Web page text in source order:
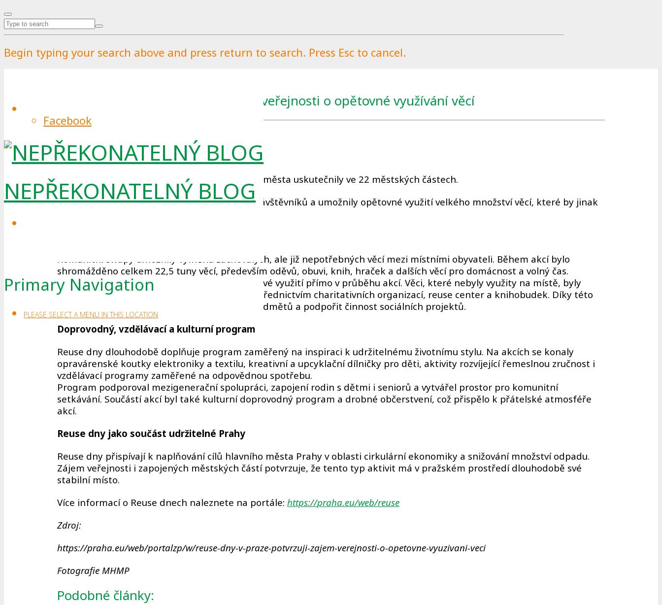
Begin typing your search above and press return to search. Press Esc to cancel.
Facebook
NEPŘEKONATELNÝ BLOG
Primary Navigation
PLEASE SELECT A MENU IN THIS LOCATION
Reuse dny v Praze potvrzují zájem veřejnosti o opětovné využívání věcí
Pražské služby
. Published on5.2.2026 . 17.2.2026 0
Reuse dny se v roce 2025 za podpory hlavního města uskutečnily ve 22 městských částech.
Akce po celé Praze přilákaly více než 12 tisíc návštěvníků a umožnily opětovné využití velkého množství věcí, které by jinak
Komunitní swapy umožnily výměnu zachovalých, ale již nepotřebných věcí mezi místními obyvateli. Během akcí bylo
shromážděno celkem 22,5 tuny věcí, především oděvů, obuvi, knih, hraček a dalších věcí pro domácnost a volný čas.
Přibližně 86 % všech přinesených věcí našlo nové využití přímo v průběhu akcí. Věci, které nebyly využity na místě, byly
předány k dalšímu smysluplnému využití prostřednictvím charitativních organizací, reuse center a knihobudek. Díky této
spolupráci se podařilo prodloužit životnost předmětů a podpořit činnost sociálních projektů.
Doprovodný, vzdělávací a kulturní program
Reuse dny dlouhodobě doplňuje program zaměřený na inspiraci k udržitelnému životnímu stylu. Na akcích se konaly
opravárenské koutky elektroniky a textilu, kreativní a upcyklační dílničky pro děti, aktivity rozvíjející řemeslnou zručnost i
vzdělávací programy zaměřené na odpovědnou spotřebu.
Program podporoval mezigenerační spolupráci, zapojení rodin s dětmi i seniorů a vytvářel prostor pro komunitní
setkávání. Součástí akcí byl také kulturní doprovodný program a drobné občerstvení, což přispělo k přátelské atmosféře
akcí.
Reuse dny jako součást udržitelné Prahy
Reuse dny přispívají k naplňování cílů hlavního města Prahy v oblasti cirkulární ekonomiky a snižování množství odpadu.
Zájem veřejnosti i zapojených městských částí potvrzuje, že tento typ aktivit má v pražském prostředí dlouhodobě své
stabilní místo.
Více informací o Reuse dnech naleznete na portále: https://praha.eu/web/reuse
Zdroj:
https://praha.eu/web/portalzp/w/reuse-dny-v-praze-potvrzuji-zajem-verejnosti-o-opetovne-vyuzivani-veci
Fotografie MHMP
Podobné články: